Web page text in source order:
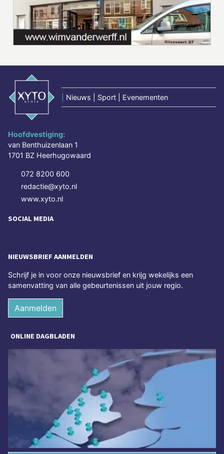
Nieuws | Sport | Evenementen
Hoofdvestiging:
van Benthuizenlaan 1
1701 BZ Heerhugowaard
072 8200 600
redactie@xyto.nl
www.xyto.nl
SOCIAL MEDIA
NIEUWSBRIEF AANMELDEN
Schrijf je in voor onze nieuwsbrief en krijg wekelijks een
samenvatting van alle gebeurtenissen uit jouw regio.
Aanmelden
ONLINE DAGBLADEN